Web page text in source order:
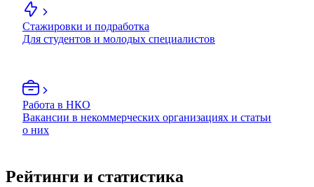
Стажировки и подработка
Для студентов и молодых специалистов
Работа в НКО
Вакансии в некоммерческих организациях и статьи
о них
Рейтинги и статистика